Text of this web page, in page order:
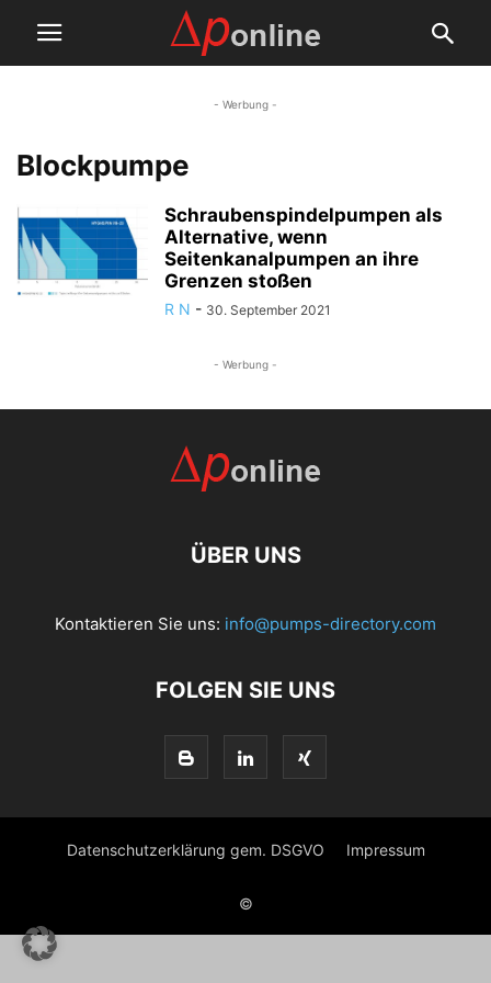
- Werbung -
Blockpumpe
Schraubenspindelpumpen als
Alternative, wenn
Seitenkanalpumpen an ihre
Grenzen stoßen
R N - 30. September 2021
- Werbung -
ÜBER UNS
Kontaktieren Sie uns: info@pumps-directory.com
FOLGEN SIE UNS
Datenschutzerklärung gem. DSGVO Impressum
©